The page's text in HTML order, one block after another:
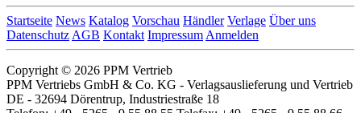
Startseite News Katalog Vorschau Händler Verlage Über uns
Datenschutz AGB Kontakt Impressum Anmelden
Copyright © 2026 PPM Vertrieb
PPM Vertriebs GmbH & Co. KG - Verlagsauslieferung und Vertrieb
DE - 32694 Dörentrup, Industriestraße 18